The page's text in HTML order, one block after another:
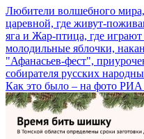
Любители волшебного
царевной, где живут-
яга и Жар-птица, где
молодильные яблочки,
"Афанасьев-фест",
собирателя русских
Как это было – на фото РИА